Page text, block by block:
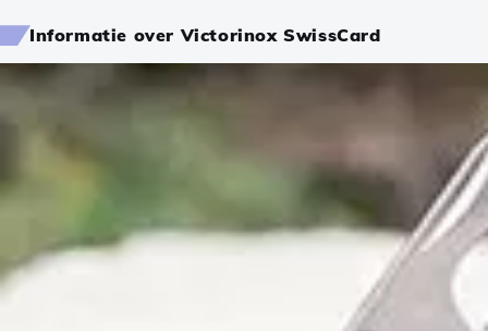
Informatie over Victorinox SwissCard